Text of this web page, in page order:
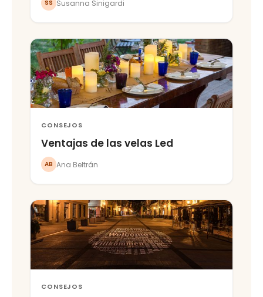
SS Susanna Sinigardi
CONSEJOS
Ventajas de las velas Led
AB Ana Beltrán
CONSEJOS